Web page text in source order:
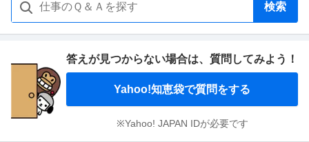
検索
答えが見つからない場合は、 質問してみよう！
Yahoo!知恵袋で質問をする
※Yahoo! JAPAN IDが必要です